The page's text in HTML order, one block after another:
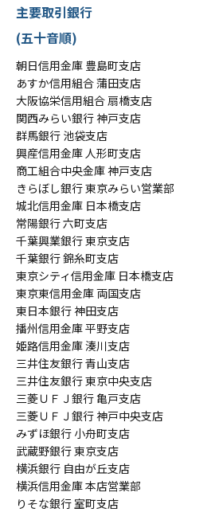
主要取引銀行
(五十音順)
朝日信用金庫 豊島町支店
あすか信用組合 蒲田支店
大阪協栄信用組合 扇橋支店
関西みらい銀行 神戸支店
群馬銀行 池袋支店
興産信用金庫 人形町支店
商工組合中央金庫 神戸支店
きらぼし銀行 東京みらい営業部
城北信用金庫 日本橋支店
常陽銀行 六町支店
千葉興業銀行 東京支店
千葉銀行 錦糸町支店
東京シティ信用金庫 日本橋支店
東京東信用金庫 両国支店
東日本銀行 神田支店
播州信用金庫 平野支店
姫路信用金庫 湊川支店
三井住友銀行 青山支店
三井住友銀行 東京中央支店
三菱ＵＦＪ銀行 亀戸支店
三菱ＵＦＪ銀行 神戸中央支店
みずほ銀行 小舟町支店
武蔵野銀行 東京支店
横浜銀行 自由が丘支店
横浜信用金庫 本店営業部
りそな銀行 室町支店